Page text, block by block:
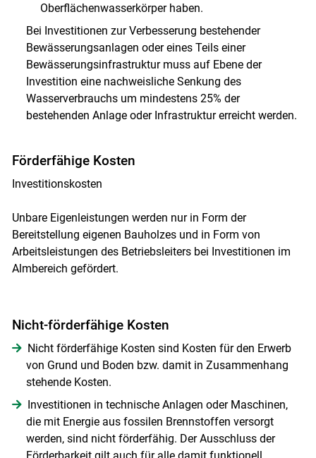
Oberflächenwasserkörper haben.
Bei Investitionen zur Verbesserung bestehender
Bewässerungsanlagen oder eines Teils einer
Bewässerungsinfrastruktur muss auf Ebene der
Investition eine nachweisliche Senkung des
Wasserverbrauchs um mindestens 25% der
bestehenden Anlage oder Infrastruktur erreicht werden.
Förderfähige Kosten
Investitionskosten
Unbare Eigenleistungen werden nur in Form der
Bereitstellung eigenen Bauholzes und in Form von
Arbeitsleistungen des Betriebsleiters bei Investitionen im
Almbereich gefördert.
Nicht-förderfähige Kosten
Nicht förderfähige Kosten sind Kosten für den Erwerb
von Grund und Boden bzw. damit in Zusammenhang
stehende Kosten.
Investitionen in technische Anlagen oder Maschinen,
die mit Energie aus fossilen Brennstoffen versorgt
werden, sind nicht förderfähig. Der Ausschluss der